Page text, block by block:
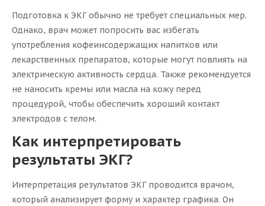
Подготовка к ЭКГ обычно не требует специальных мер.
Однако, врач может попросить вас избегать
употребления кофеинсодержащих напитков или
лекарственных препаратов, которые могут повлиять на
электрическую активность сердца. Также рекомендуется
не наносить кремы или масла на кожу перед
процедурой, чтобы обеспечить хороший контакт
электродов с телом.
Как интерпретировать
результаты ЭКГ?
Интерпретация результатов ЭКГ проводится врачом,
который анализирует форму и характер графика. Он